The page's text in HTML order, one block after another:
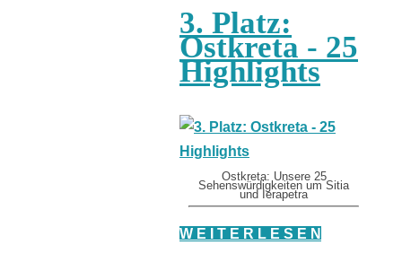
3. Platz:
Ostkreta - 25
Highlights
Ostkreta: Unsere 25
Sehenswürdigkeiten um Sitia
und Ierapetra
W E I T E R L E S E N